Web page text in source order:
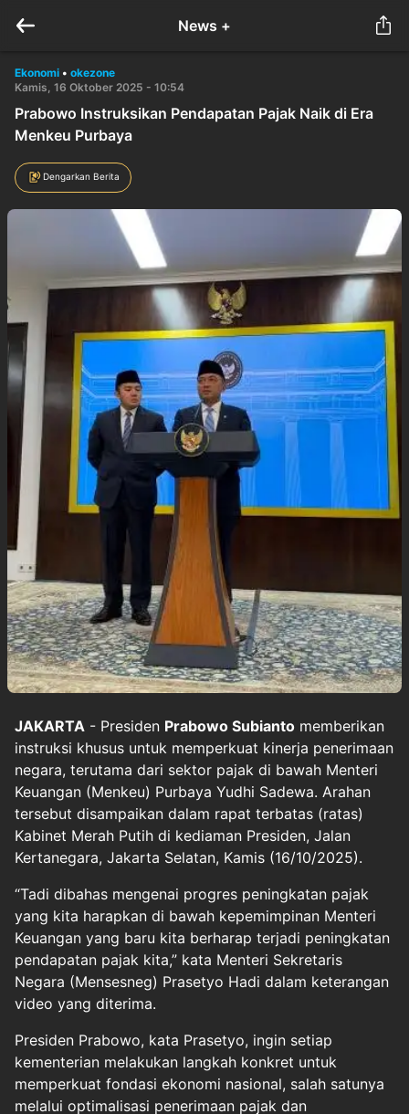
News +
Ekonomi • okezone
Kamis, 16 Oktober 2025 - 10:54
Prabowo Instruksikan Pendapatan Pajak Naik di Era
Menkeu Purbaya
Dengarkan Berita
JAKARTA - Presiden Prabowo Subianto memberikan
instruksi khusus untuk memperkuat kinerja penerimaan
negara, terutama dari sektor pajak di bawah Menteri
Keuangan (Menkeu) Purbaya Yudhi Sadewa. Arahan
tersebut disampaikan dalam rapat terbatas (ratas)
Kabinet Merah Putih di kediaman Presiden, Jalan
Kertanegara, Jakarta Selatan, Kamis (16/10/2025).
“Tadi dibahas mengenai progres peningkatan pajak
yang kita harapkan di bawah kepemimpinan Menteri
Keuangan yang baru kita berharap terjadi peningkatan
pendapatan pajak kita,” kata Menteri Sekretaris
Negara (Mensesneg) Prasetyo Hadi dalam keterangan
video yang diterima.
Presiden Prabowo, kata Prasetyo, ingin setiap
kementerian melakukan langkah konkret untuk
memperkuat fondasi ekonomi nasional, salah satunya
melalui optimalisasi penerimaan pajak dan